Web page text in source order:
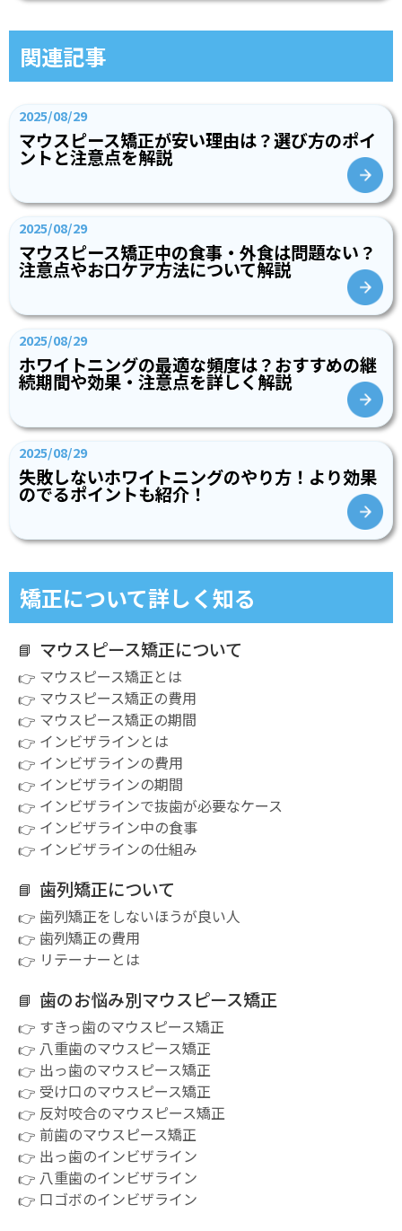
関連記事
2025/08/29
マウスピース矯正が安い理由は？選び方のポイ
ントと注意点を解説
2025/08/29
マウスピース矯正中の食事・外食は問題ない？
注意点やお口ケア方法について解説
2025/08/29
ホワイトニングの最適な頻度は？おすすめの継
続期間や効果・注意点を詳しく解説
2025/08/29
失敗しないホワイトニングのやり方！より効果
のでるポイントも紹介！
矯正について詳しく知る
マウスピース矯正について
マウスピース矯正とは
マウスピース矯正の費用
マウスピース矯正の期間
インビザラインとは
インビザラインの費用
インビザラインの期間
インビザラインで抜歯が必要なケース
インビザライン中の食事
インビザラインの仕組み
歯列矯正について
歯列矯正をしないほうが良い人
歯列矯正の費用
リテーナーとは
歯のお悩み別マウスピース矯正
すきっ歯のマウスピース矯正
八重歯のマウスピース矯正
出っ歯のマウスピース矯正
受け口のマウスピース矯正
反対咬合のマウスピース矯正
前歯のマウスピース矯正
出っ歯のインビザライン
八重歯のインビザライン
口ゴボのインビザライン